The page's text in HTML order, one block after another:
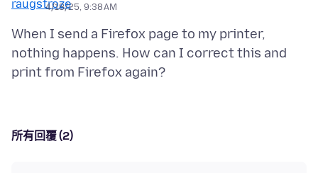
4/18/25, 9:38 AM
When I send a Firefox page to my printer,
nothing happens. How can I correct this and
所有回覆 (2)